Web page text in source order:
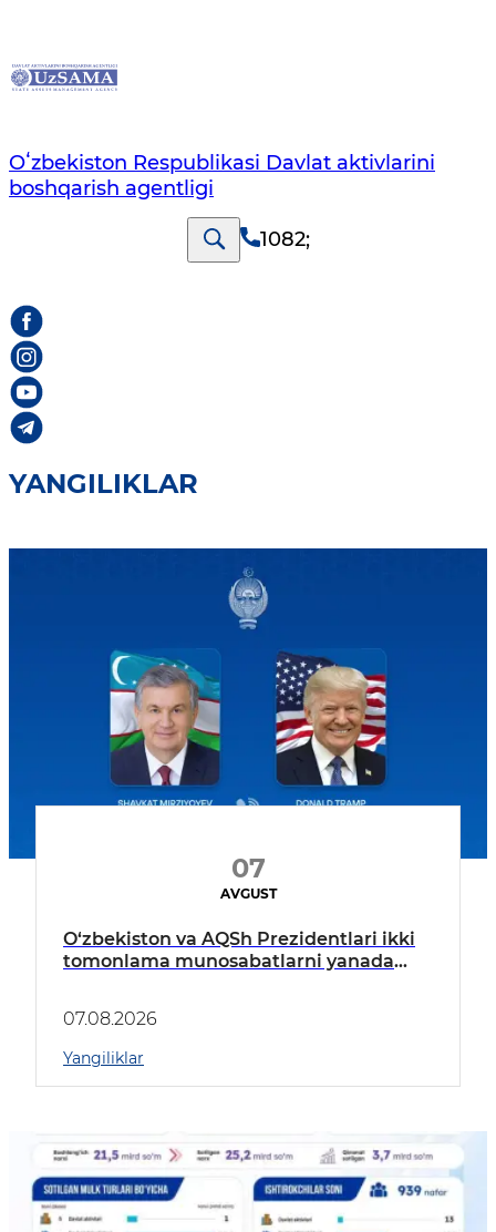
Oʻzbekiston Respublikasi Davlat aktivlarini
boshqarish agentligi
1082;
YANGILIKLAR
07
AVGUST
O‘zbekiston va AQSh Prezidentlari ikki
tomonlama munosabatlarni yanada
07.08.2026
Yangiliklar